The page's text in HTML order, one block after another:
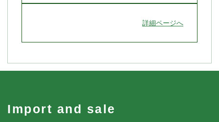
詳細ページへ
Import and sale